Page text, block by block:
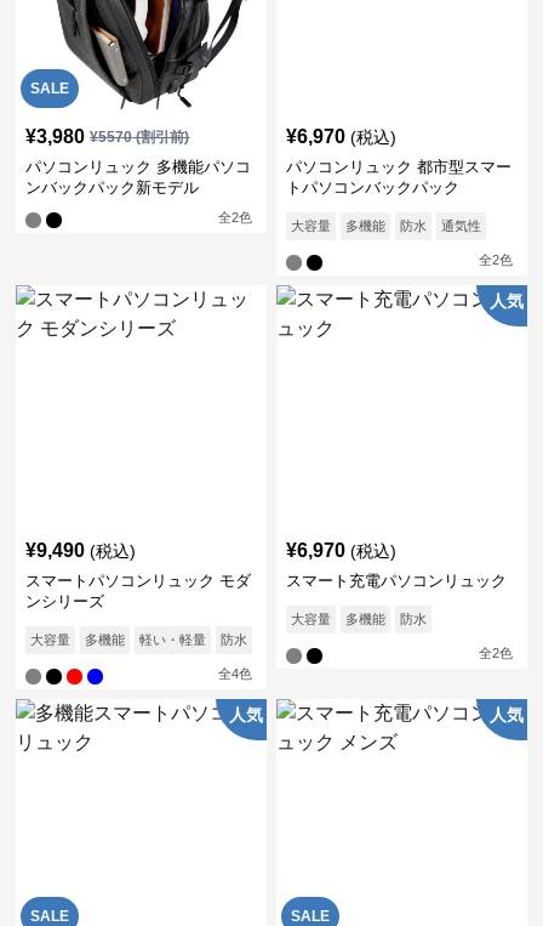
SALE
¥3,980 ¥5570(割引前)
パソコンリュック 多機能パソコ
ンバックパック新モデル
全2色
¥6,970 (税込)
パソコンリュック 都市型スマー
トパソコンバックパック
大容量 多機能 防水 通気性
全2色
¥9,490 (税込)
スマートパソコンリュック モダ
ンシリーズ
大容量 多機能 軽い・軽量 防水
全4色
人気
¥6,970 (税込)
スマート充電パソコンリュック
大容量 多機能 防水
全2色
SALE
人気
SALE
人気